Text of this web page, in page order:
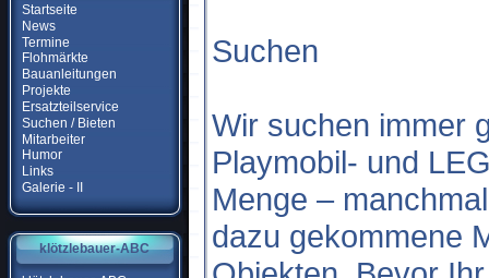
Startseite
News
Termine
Flohmärkte
Bauanleitungen
Projekte
Ersatzteilservice
Suchen / Bieten
Mitarbeiter
Humor
Links
Galerie - II
klötzlebauer-ABC
Suchen
Wir suchen immer
Playmobil- und
Menge –
dazu gekommene